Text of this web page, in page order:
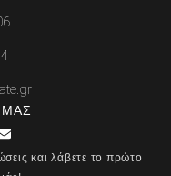
E
n
v
e
και λάβετε το πρώτο